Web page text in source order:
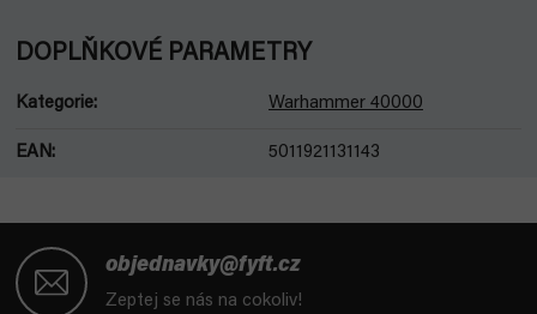
DOPLŇKOVÉ PARAMETRY
Kategorie: Warhammer 40000
EAN: 5011921131143
objednavky@fyft.cz
Zeptej se nás na cokoliv!